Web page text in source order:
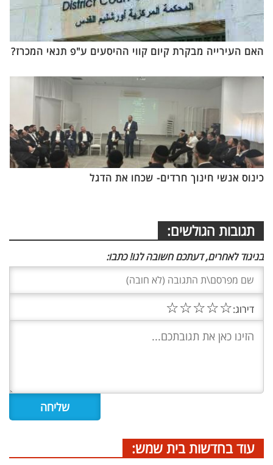
האם העירייה מבקרת קיום קווי ההיסעים ע"פ תנאי המכרז?
כינוס אנשי חינוך חרדים- שכחו את הדגל
תגובות הגולשים:
בניגוד לאחרים, דעתכם חשובה לנו! כתבו:
דירוג:☆
☆
☆
☆
☆
עוד בחדשות בית שמש: